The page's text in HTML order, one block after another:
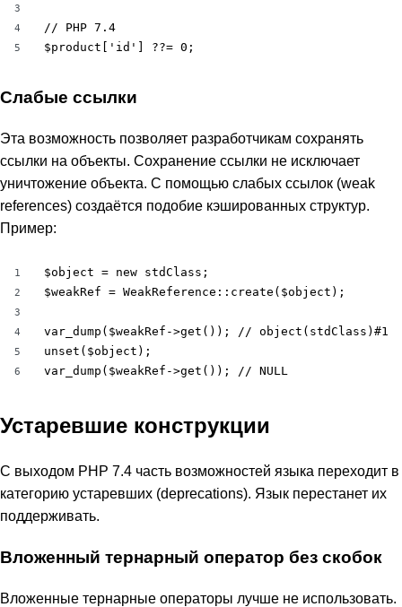
3
4
5
// PHP 7.4
$product['id'] ??= 0;
Слабые ссылки
Эта возможность позволяет разработчикам сохранять
ссылки на объекты. Сохранение ссылки не исключает
уничтожение объекта. С помощью слабых ссылок (weak
references) создаётся подобие кэшированных структур.
Пример:
1
2
3
4
5
6
$object = new stdClass;
$weakRef = WeakReference::create($object);
var_dump($weakRef->get()); // object(stdClass)#1
unset($object);
var_dump($weakRef->get()); // NULL
Устаревшие конструкции
С выходом PHP 7.4 часть возможностей языка переходит в
категорию устаревших (deprecations). Язык перестанет их
поддерживать.
Вложенный тернарный оператор без скобок
Вложенные тернарные операторы лучше не использовать.